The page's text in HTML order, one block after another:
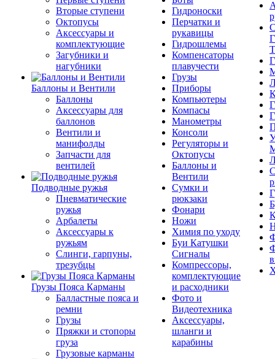
Вторые ступени
Октопусы
Аксессуары и
комплектующие
Загубники и
нагубники
Баллоны и Вентили
Баллоны
Аксессуары для
баллонов
Вентили и
манифолды
Запчасти для
вентилей
Подводные ружья
Пневматические
ружья
Арбалеты
Аксессуары к
ружьям
Слинги, гарпуны,
трезубцы
Грузы Пояса Карманы
Балластные пояса и
ремни
Грузы
Пряжки и стопоры
груза
Грузовые карманы
Гидроноски
Перчатки и
рукавицы
Гидрошлемы
Компенсаторы
плавучести
Грузы
Приборы
Компьютеры
Компасы
Манометры
Консоли
Регуляторы и
Октопусы
Баллоны и
Вентили
Сумки и
рюкзаки
Фонари
Ножи
Химия по уходу
Буи Катушки
Сигналы
Компрессоры,
комплектующие
и расходники
Фото и
Видеотехника
Аксессуары,
шланги и
карабины